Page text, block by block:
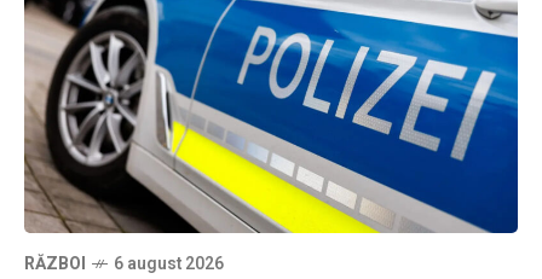
RĂZBOI 6 august 2026